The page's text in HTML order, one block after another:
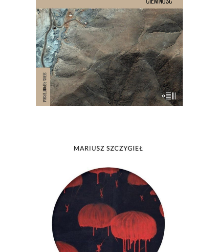
jedzenia i wody pitnej zostało
uwięzionych 33 mężczyzn. Akcja
ratownicza w kopalni San José
wydawała się niemożliwa. Dopiero po 17
dniach […]
[EBOOK] Mariusz Szczygieł – NIE
MA
Nie ma kogoś. Nie ma czegoś. Nie ma
przeszłości. Nie ma pamięci. Nie ma
widelców do sera. Nie ma miłości. Nie
ma życia. Nie ma fikcji. Nie ma
właściwego koloru. Nie ma komisji. Nie